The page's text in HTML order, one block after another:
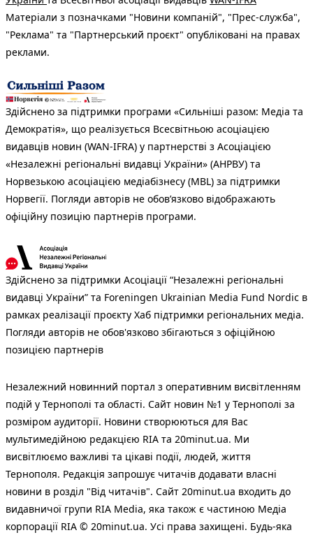
Матеріали з позначками "Новини компаній", "Прес-служба",
"Реклама" та "Партнерський проєкт" опубліковані на правах
реклами.
Здійснено за підтримки програми «Сильніші разом: Медіа та
Демократія», що реалізується Всесвітньою асоціацією
видавців новин (WAN-IFRA) у партнерстві з Асоціацією
«Незалежні регіональні видавці України» (АНРВУ) та
Норвезькою асоціацією медіабізнесу (MBL) за підтримки
Норвегії. Погляди авторів не обов’язково відображають
офіційну позицію партнерів програми.
Здійснено за підтримки Асоціації “Незалежні регіональні
видавці України” та Foreningen Ukrainian Media Fund Nordic в
рамках реалізації проєкту Хаб підтримки регіональних медіа.
Погляди авторів не обов'язково збігаються з офіційною
позицією партнерів
Незалежний новинний портал з оперативним висвітленням
подій у Тернополі та області. Сайт новин №1 у Тернополі за
розміром аудиторії. Новини створюються для Вас
мультимедійною редакцією RIA та 20minut.ua. Ми
висвітлюємо важливі та цікаві події, людей, життя
Тернополя. Редакція запрошує читачів додавати власні
новини в розділ "Від читачів". Сайт 20minut.ua входить до
видавничої групи RIA Media, яка також є частиною Медіа
корпорації RIA © 20minut.ua. Усі права захищені. Будь-яка